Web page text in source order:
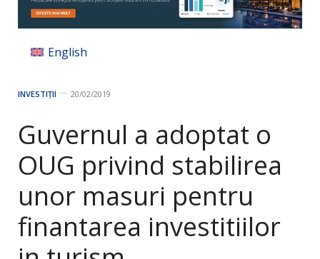
English
INVESTIȚII 20/02/2019
Guvernul a adoptat o
OUG privind stabilirea
unor masuri pentru
finantarea investitiilor